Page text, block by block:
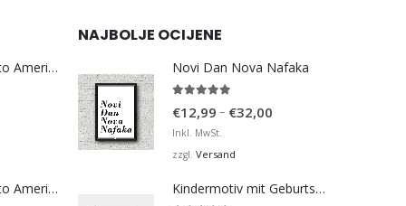
Bosna Take Me to America Navijačka Majica 3
Bosna Take Me to America Navijačka Majica 4
NAJBOLJE OCIJENE
Novi Dan Nova Nafaka
€12,99 – €32,00
Inkl. MwSt.
zzgl. Versand
Kindermotiv mit Geburtsdaten 3